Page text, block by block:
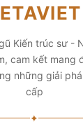
Kiến trúc sư -
cam kết mang
những giải
cấp
✦